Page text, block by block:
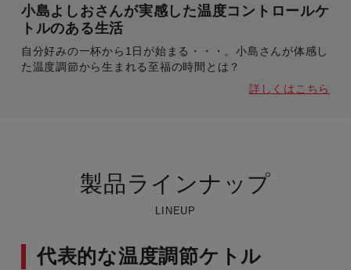
小島よしおさんが実感した温度コントロールケ
トルのある生活
自分好みの一杯から1日が始まる・・・。小島さんが体感し
た温度調節から生まれる至福の時間とは？
詳しくはこちら
製品ラインナップ
LINEUP
代表的な温度調節ケトル